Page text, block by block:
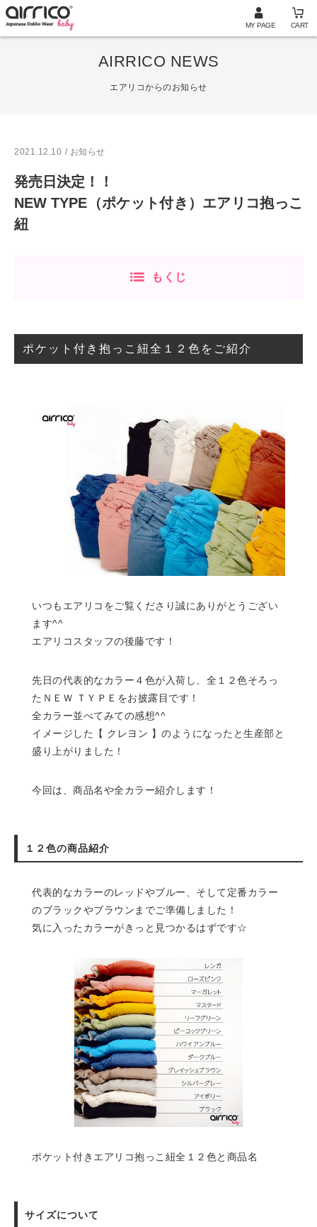
MY PAGE CART
AIRRICO NEWS
エアリコからのお知らせ
2021.12.10 / お知らせ
発売日決定！！
NEW TYPE（ポケット付き）エアリコ抱っこ
紐
もくじ
ポケット付き抱っこ紐全１２色をご紹介
いつもエアリコをご覧くださり誠にありがとうござい
ます^^
エアリコスタッフの後藤です！
先日の代表的なカラー４色が入荷し、全１２色そろっ
たＮＥＷ ＴＹＰＥをお披露目です！
全カラー並べてみての感想^^
イメージした【 クレヨン 】のようになったと生産部と
盛り上がりました！
今回は、商品名や全カラー紹介します！
１２色の商品紹介
代表的なカラーのレッドやブルー、そして定番カラー
のブラックやブラウンまでご準備しました！
気に入ったカラーがきっと見つかるはずです☆
ポケット付きエアリコ抱っこ紐全１２色と商品名
サイズについて